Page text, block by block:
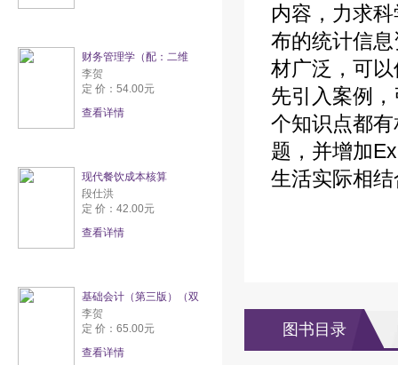
财务管理学（配：二维
李贺
定 价：54.00元
查看详情
现代餐饮成本核算
段仕洪
定 价：42.00元
查看详情
基础会计（第三版）（双
李贺
定 价：65.00元
查看详情
内容，力求
布的统计信
材广泛，可
先引入案例
个知识点都
题，并增加
生活实际相
图书目录